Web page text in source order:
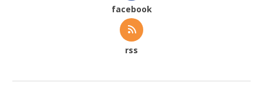
facebook
rss